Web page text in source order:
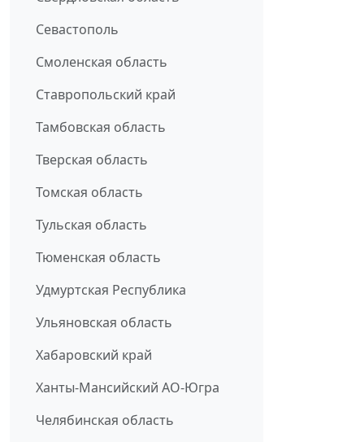
Севастополь
Смоленская область
Ставропольский край
Тамбовская область
Тверская область
Томская область
Тульская область
Тюменская область
Удмуртская Республика
Ульяновская область
Хабаровский край
Ханты-Мансийский АО-Югра
Челябинская область